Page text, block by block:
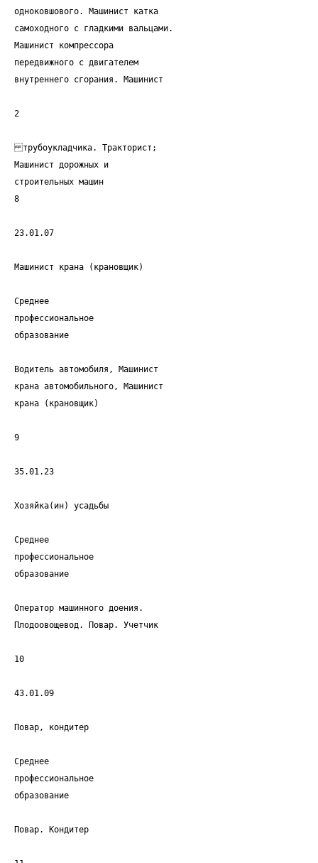
одноковшового. Машинист катка
самоходного с гладкими вальцами.
Машинист компрессора
передвижного с двигателем
внутреннего сгорания. Машинист
2
трубоукладчика. Тракторист;
Машинист дорожных и
строительных машин
8
23.01.07
Машинист крана (крановщик)
Среднее
профессиональное
образование
Водитель автомобиля, Машинист
крана автомобильного, Машинист
крана (крановщик)
9
35.01.23
Хозяйка(ин) усадьбы
Среднее
профессиональное
образование
Оператор машинного доения.
Плодоовощевод. Повар. Учетчик
10
43.01.09
Повар, кондитер
Среднее
профессиональное
образование
Повар. Кондитер